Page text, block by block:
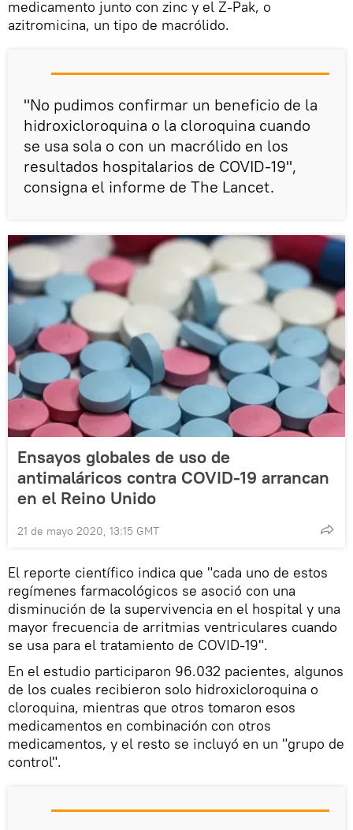
medicamento junto con zinc y el Z-Pak, o
azitromicina, un tipo de macrólido.
"No pudimos confirmar un beneficio de la
hidroxicloroquina o la cloroquina cuando
se usa sola o con un macrólido en los
resultados hospitalarios de COVID-19",
consigna el informe de The Lancet.
Ensayos globales de uso de
antimaláricos contra COVID-19 arrancan
en el Reino Unido
21 de mayo 2020, 13:15 GMT
El reporte científico indica que "cada uno de estos
regímenes farmacológicos se asoció con una
disminución de la supervivencia en el hospital y una
mayor frecuencia de arritmias ventriculares cuando
se usa para el tratamiento de COVID-19".
En el estudio participaron 96.032 pacientes, algunos
de los cuales recibieron solo hidroxicloroquina o
cloroquina, mientras que otros tomaron esos
medicamentos en combinación con otros
medicamentos, y el resto se incluyó en un "grupo de
control".